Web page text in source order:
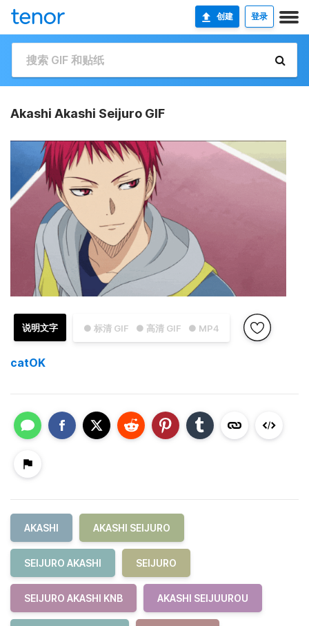
创建 登录
Akashi Akashi Seijuro GIF
● 标清 GIF ● 高清 GIF ● MP4
说明文字
catOK
AKASHI AKASHI SEIJURO
SEIJURO AKASHI SEIJURO
SEIJURO AKASHI KNB AKASHI SEIJUUROU